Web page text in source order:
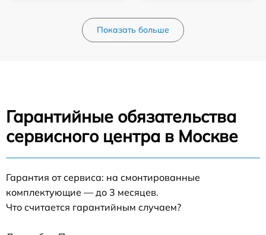
Показать больше
Гарантийные обязательства
сервисного центра в Москве
Гарантия от сервиса: на смонтированные
комплектующие — до 3 месяцев.
Что считается гарантийным случаем?